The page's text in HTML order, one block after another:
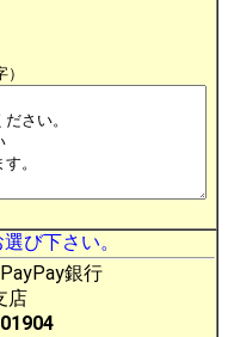
び下さい。
銀行